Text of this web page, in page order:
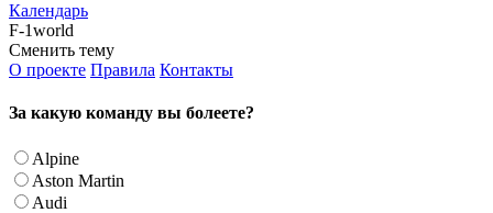
Календарь
F-1world
Сменить тему
О проекте Правила Контакты
За какую команду вы болеете?
Alpine
Aston Martin
Audi